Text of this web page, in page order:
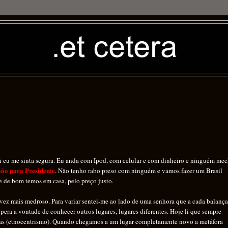
me sinta segura. Eu anda com Ipod, com celular e com dinheiro e ninguém
para Presidente. Não tenho rabo preso com ninguém e vamos fazer um Brasil
bom temos em casa, pelo preço justo.
mais medroso. Para variar sentei-me ao lado de uma senhora que a cada
a vontade de conhecer outros lugares, lugares diferentes. Hoje li que sempre
(etnocentrismo). Quando chegamos a um lugar completamente novo a metáfora